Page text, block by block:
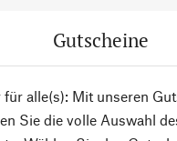
Gutscheine
für alle(s): Mit unseren
Sie die volle Auswahl